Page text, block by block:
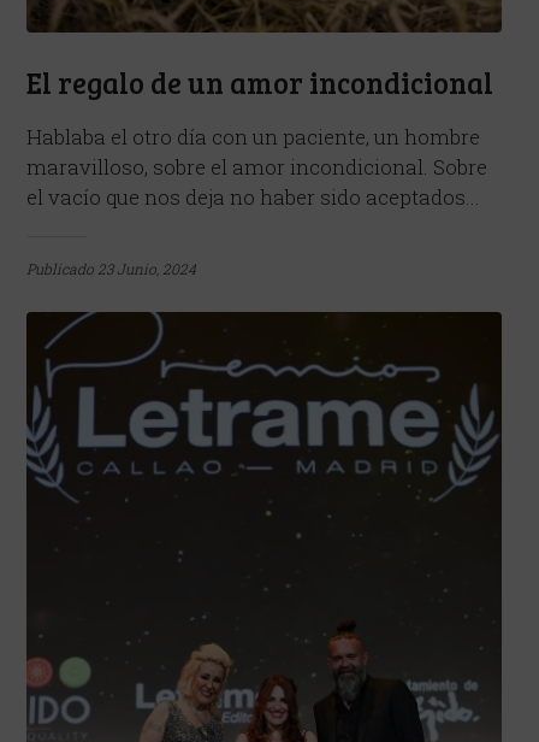
El regalo de un amor incondicional
Hablaba el otro día con un paciente, un hombre
maravilloso, sobre el amor incondicional. Sobre
el vacío que nos deja no haber sido aceptados...
Publicado 23 Junio, 2024